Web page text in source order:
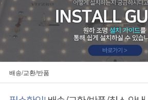
배송/교환/반품